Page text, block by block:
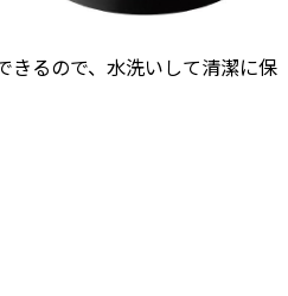
きるので、水洗いして清潔に保